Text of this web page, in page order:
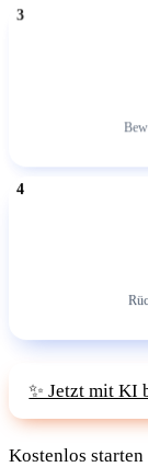
✨ Jetzt mit KI
Kostenlos